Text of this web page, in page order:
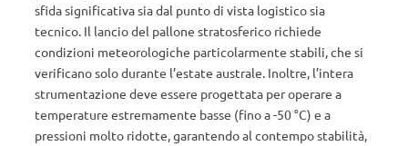
sfida significativa sia dal punto di vista logistico sia
tecnico. Il lancio del pallone stratosferico richiede
condizioni meteorologiche particolarmente stabili, che si
verificano solo durante l’estate australe. Inoltre, l’intera
strumentazione deve essere progettata per operare a
temperature estremamente basse (fino a -50 °C) e a
pressioni molto ridotte, garantendo al contempo stabilità,